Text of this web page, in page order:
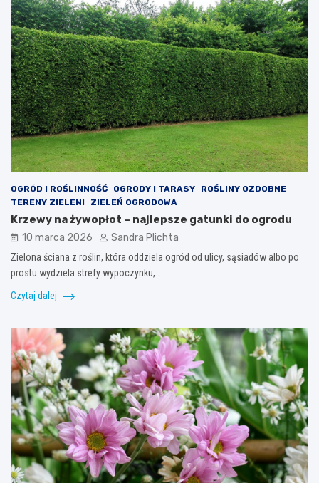
OGRÓD I ROŚLINNOŚĆ OGRODY I TARASY
ROŚLINY OZDOBNE
TERENY ZIELENI
ZIELEŃ OGRODOWA
Krzewy na żywopłot – najlepsze gatunki do ogrodu
10 marca 2026 Sandra Plichta
Zielona ściana z roślin, która oddziela ogród od ulicy, sąsiadów albo po
prostu wydziela strefy wypoczynku,…
Czytaj dalej